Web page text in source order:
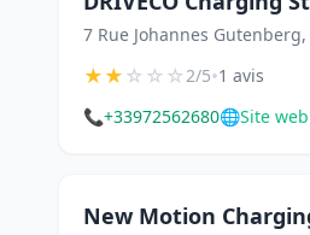
7 Rue Johannes
★★☆☆☆2/5•1 avis
📞+33972562680🌐Site web
New Motion